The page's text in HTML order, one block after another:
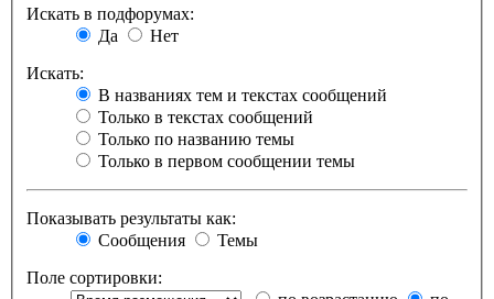
Искать в подфорумах:
Да
Нет
Искать:
В названиях тем и текстах сообщений
Только в текстах сообщений
Только по названию темы
Только в первом сообщении темы
Показывать результаты как:
Сообщения
Темы
Поле сортировки: